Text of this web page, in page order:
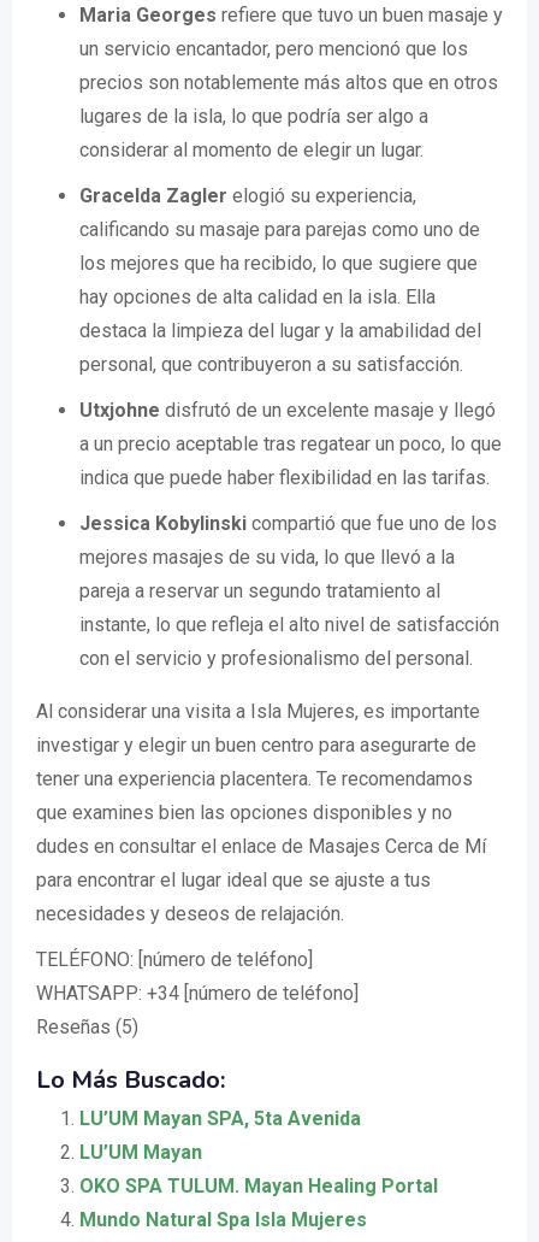
Maria Georges refiere que tuvo un buen masaje y
un servicio encantador, pero mencionó que los
precios son notablemente más altos que en otros
lugares de la isla, lo que podría ser algo a
considerar al momento de elegir un lugar.
Gracelda Zagler elogió su experiencia,
calificando su masaje para parejas como uno de
los mejores que ha recibido, lo que sugiere que
hay opciones de alta calidad en la isla. Ella
destaca la limpieza del lugar y la amabilidad del
personal, que contribuyeron a su satisfacción.
Utxjohne disfrutó de un excelente masaje y llegó
a un precio aceptable tras regatear un poco, lo que
indica que puede haber flexibilidad en las tarifas.
Jessica Kobylinski compartió que fue uno de los
mejores masajes de su vida, lo que llevó a la
pareja a reservar un segundo tratamiento al
instante, lo que refleja el alto nivel de satisfacción
con el servicio y profesionalismo del personal.
Al considerar una visita a Isla Mujeres, es importante
investigar y elegir un buen centro para asegurarte de
tener una experiencia placentera. Te recomendamos
que examines bien las opciones disponibles y no
dudes en consultar el enlace de Masajes Cerca de Mí
para encontrar el lugar ideal que se ajuste a tus
necesidades y deseos de relajación.
TELÉFONO: [número de teléfono]
WHATSAPP: +34 [número de teléfono]
Reseñas (5)
Lo Más Buscado:
LU’UM Mayan SPA, 5ta Avenida
LU’UM Mayan
OKO SPA TULUM. Mayan Healing Portal
Mundo Natural Spa Isla Mujeres